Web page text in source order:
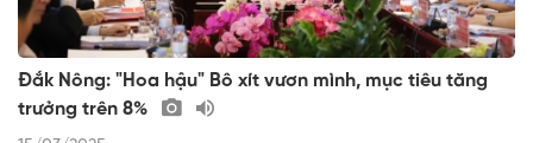
Đắk Nông: "Hoa hậu" Bô xít vươn mình, mục tiêu tăng
trưởng trên 8%